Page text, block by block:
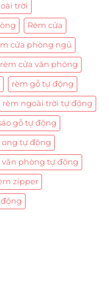
trời
Rèm cửa
cửa phòng ngủ
rèm cửa văn phòng
rèm gỗ tự động
rèm ngoài trời tự động
gỗ tự động
ong tự động
văn phòng tự động
zipper